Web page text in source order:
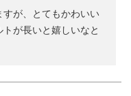
が、とてもかわいい
が長いと嬉しいなと